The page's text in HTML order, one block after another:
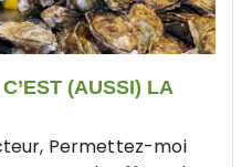
(AUSSI) LA
Permettez-moi